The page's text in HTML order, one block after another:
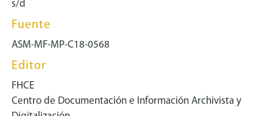
s/d
Fuente
ASM-MF-MP-C18-0568
Editor
FHCE
Centro de Documentación e Información Archivista y